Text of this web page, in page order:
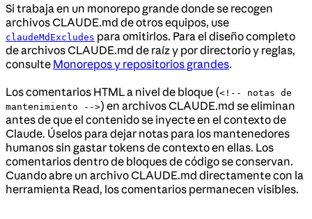
Si trabaja en un monorepo grande donde se recogen
archivos CLAUDE.md de otros equipos, use
claudeMdExcludes para omitirlos. Para el diseño completo
de archivos CLAUDE.md de raíz y por directorio y reglas,
consulte Monorepos y repositorios grandes.
Los comentarios HTML a nivel de bloque (<!-- notas de
mantenimiento -->) en archivos CLAUDE.md se eliminan
antes de que el contenido se inyecte en el contexto de
Claude. Úselos para dejar notas para los mantenedores
humanos sin gastar tokens de contexto en ellas. Los
comentarios dentro de bloques de código se conservan.
Cuando abre un archivo CLAUDE.md directamente con la
herramienta Read, los comentarios permanecen visibles.